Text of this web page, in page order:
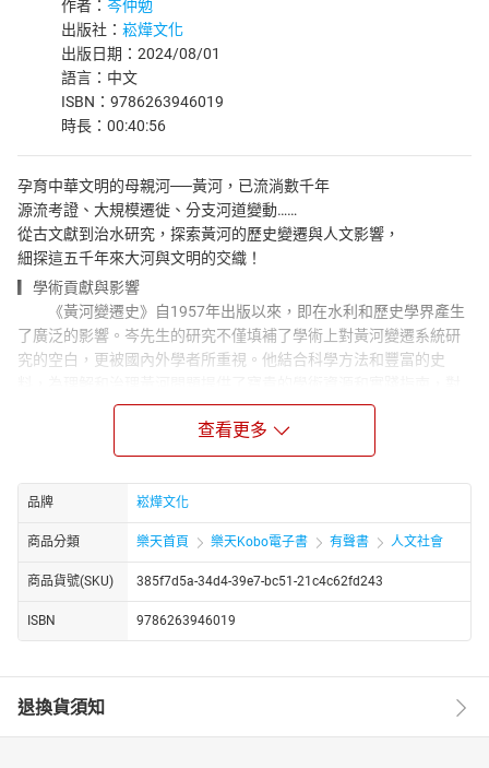
作者： 岑仲勉
出版社： 崧燁文化
出版日期：2024/08/01
語言：中文
ISBN：9786263946019
時長：00:40:56
孕育中華文明的母親河──黃河，已流淌數千年
源流考證、大規模遷徙、分支河道變動……
從古文獻到治水研究，探索黃河的歷史變遷與人文影響，
細探這五千年來大河與文明的交織！
▎學術貢獻與影響
《黃河變遷史》自1957年出版以來，即在水利和歷史學界產生
了廣泛的影響。岑先生的研究不僅填補了學術上對黃河變遷系統研
究的空白，更被國內外學者所重視。他結合科學方法和豐富的史
黃河治理和研究均有著不可估量的影響。
從黃河的重源說起，書中詳細探討了黃河源頭的歷史觀點如何
逐漸被打破。經過對〈禹貢〉時代的分析，作者釐清了古文獻中關
於黃河的記載與理解。此外，書中對商族遷都與黃河關係的章節，
透過商朝的城市遷移，探討了黃河流域內的人文及地理變化，並分
▎古代文獻與治河實踐
利用古代文獻指導現代河流治理的可能性，並提供了過去治河經驗
對當代的啟示。
【本書特色】：
查看更多
品牌 崧燁文化
商品分類 樂天首頁 樂天Kobo電子書 有聲書 人文社會
商品貨號(SKU) 385f7d5a-34d4-39e7-bc51-21c4c62fd243
ISBN 9786263946019
退換貨須知